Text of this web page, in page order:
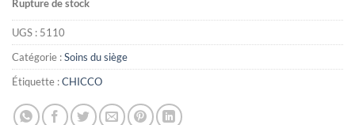
Rupture de stock
UGS : 5110
Catégorie :Soins du siège
Étiquette :CHICCO